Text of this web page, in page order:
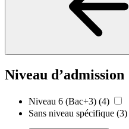
Niveau d’admission
Niveau 6 (Bac+3) (4)
Sans niveau spécifique (3)